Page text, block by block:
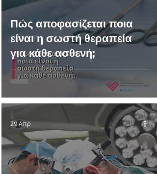
Πώς αποφασίζεται ποια
είναι η σωστή θεραπεία
για κάθε ασθενή;
29 Απρ